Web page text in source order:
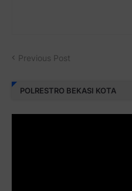
Previous Post
POLRESTRO BEKASI KOTA